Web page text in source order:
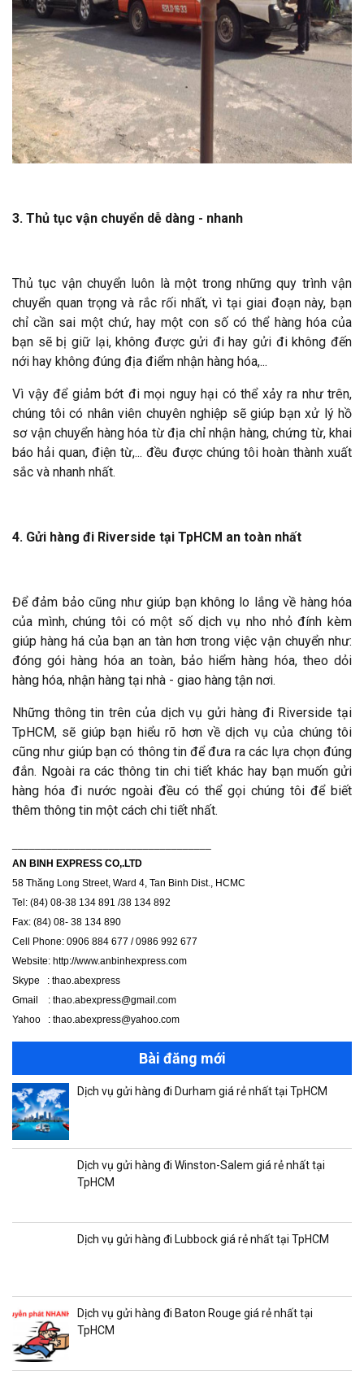
3. Thủ tục vận chuyển dễ dàng - nhanh
Thủ tục vận chuyển luôn là một trong những quy trình vận
chuyển quan trọng và rắc rối nhất, vì tại giai đoạn này, bạn
chỉ cần sai một chứ, hay một con số có thể hàng hóa của
bạn sẽ bị giữ lại, không được gửi đi hay gửi đi không đến
nới hay không đúng địa điểm nhận hàng hóa,...
Vì vậy để giảm bớt đi mọi nguy hại có thể xảy ra như trên,
chúng tôi có nhân viên chuyên nghiệp sẽ giúp bạn xử lý hồ
sơ vận chuyển hàng hóa từ địa chỉ nhận hàng, chứng từ, khai
báo hải quan, điện từ,... đều được chúng tôi hoàn thành xuất
sắc và nhanh nhất.
4. Gửi hàng đi Riverside tại TpHCM an toàn nhất
Để đảm bảo cũng như giúp bạn không lo lắng về hàng hóa
của mình, chúng tôi có một số dịch vụ nho nhỏ đính kèm
giúp hàng há của bạn an tàn hơn trong việc vận chuyển như:
đóng gói hàng hóa an toàn, bảo hiểm hàng hóa, theo dỏi
hàng hóa, nhận hàng tại nhà - giao hàng tận nơi.
Những thông tin trên của dịch vụ gửi hàng đi Riverside tại
TpHCM, sẽ giúp bạn hiểu rõ hơn về dịch vụ của chúng tôi
cũng như giúp bạn có thông tin để đưa ra các lựa chọn đúng
đắn. Ngoài ra các thông tin chi tiết khác hay bạn muốn gửi
hàng hóa đi nước ngoài đều có thể gọi chúng tôi để biết
thêm thông tin một cách chi tiết nhất.
AN BINH EXPRESS CO,.LTD
58 Thăng Long Street, Ward 4, Tan Binh Dist., HCMC
Tel: (84) 08-38 134 891 /38 134 892
Fax: (84) 08- 38 134 890
Cell Phone: 0906 884 677 / 0986 992 677
Website: http://www.anbinhexpress.com
Skype : thao.abexpress
Gmail : thao.abexpress@gmail.com
Yahoo : thao.abexpress@yahoo.com
Bài đăng mới
Dịch vụ gửi hàng đi Durham giá rẻ nhất tại TpHCM
Dịch vụ gửi hàng đi Winston-Salem giá rẻ nhất tại
TpHCM
Dịch vụ gửi hàng đi Lubbock giá rẻ nhất tại TpHCM
Dịch vụ gửi hàng đi Baton Rouge giá rẻ nhất tại
TpHCM